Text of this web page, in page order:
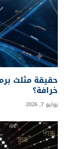
حقيقة مثلث
خرافة؟
يوليو 7, 2026